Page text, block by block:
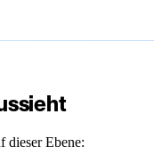
dieser Ebene: